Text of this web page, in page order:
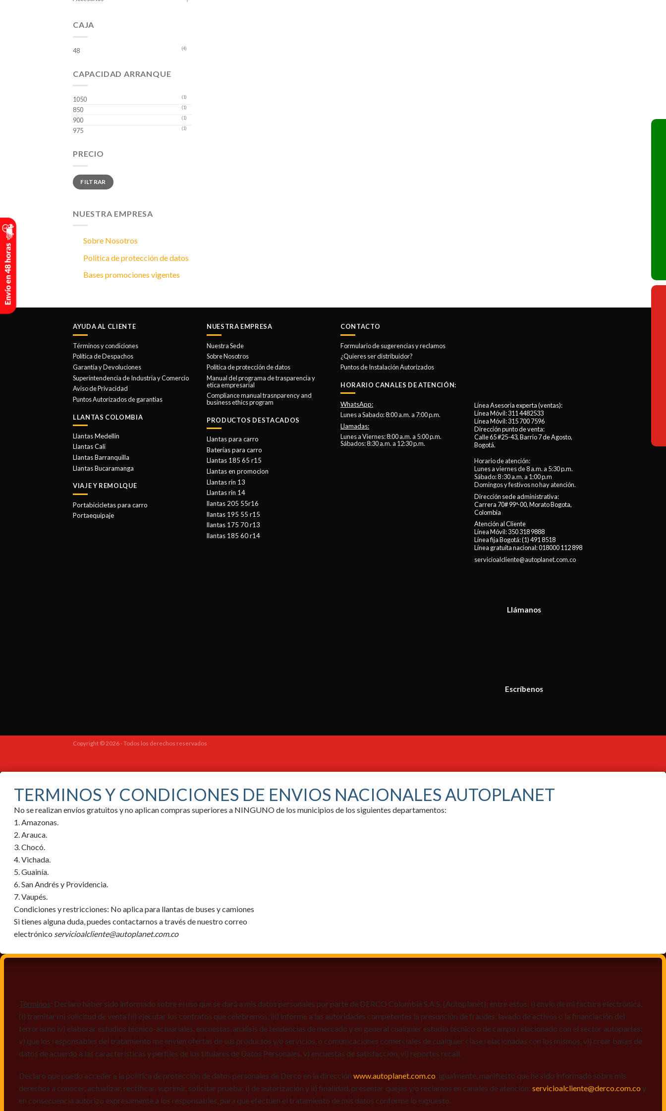
CAJA
48 (4)
CAPACIDAD ARRANQUE
1050 (1)
850 (1)
900 (1)
975 (1)
PRECIO
Precio
mínimo
Precio
máximo
FILTRAR
NUESTRA EMPRESA
Sobre Nosotros
Politica de protección de datos
Bases promociones vigentes
AYUDA AL CLIENTE
Términos y condiciones
Política de Despachos
Garantía y Devoluciones
Superintendencia de Industria y Comercio
Aviso de Privacidad
Puntos Autorizados de garantias
LLANTAS COLOMBIA
Llantas Medellin
Llantas Cali
Llantas Barranquilla
Llantas Bucaramanga
VIAJE Y REMOLQUE
Portabicicletas para carro
Portaequipaje
NUESTRA EMPRESA
Nuestra Sede
Sobre Nosotros
Politica de protección de datos
Manual del programa de trasparencia y
etica empresarial
Compliance manual trasnparency and
business ethics program
PRODUCTOS DESTACADOS
Llantas para carro
Baterías para carro
Llantas 185 65 r15
Llantas en promocion
Llantas rin 13
Llantas rin 14
llantas 205 55r16
llantas 195 55 r15
llantas 175 70 r13
llantas 185 60 r14
CONTACTO
Formulario de sugerencias y reclamos
¿Quieres ser distribuidor?
Puntos de Instalación Autorizados
HORARIO CANALES DE ATENCIÓN:
WhatsApp:
Lunes a Sabado: 8:00 a.m. a 7:00 p.m.
Llamadas:
Lunes a Viernes: 8:00 a.m. a 5:00 p.m.
Sábados: 8:30 a.m. a 12:30 p.m.
Línea Asesoría experta (ventas):
Línea Móvil:311 4482533
Línea Móvil:315 700 7596
Dirección punto de venta:
Calle 65 #25-43, Barrio 7 de Agosto,
Bogotá.
Horario de atención:
Lunes a viernes de 8 a.m. a 5:30 p.m.
Sábado: 8 :30 a.m. a 1:00 p.m
Domingos y festivos no hay atención.
Dirección sede administrativa:
Carrera 70# 99ª-00, Morato Bogota,
Colombia
Atención al Cliente
Línea Móvil:350 318 9888
Línea fija Bogotá:(1) 491 8518
Línea gratuita nacional:018000 112 898
servicioalcliente@autoplanet.com.co
Llámanos
Escríbenos
Copyright © 2026 - Todos los derechos reservados
TERMINOS Y CONDICIONES DE ENVIOS NACIONALES AUTOPLANET
No se realizan envíos gratuitos y no aplican compras superiores a NINGUNO de los municipios de los siguientes departamentos:
1. Amazonas.
2. Arauca.
3. Chocó.
4. Vichada.
5. Guainía.
6. San Andrés y Providencia.
7. Vaupés.
Condiciones y restricciones: No aplica para llantas de buses y camiones
Si tienes alguna duda, puedes contactarnos a través de nuestro correo
electrónico servicioalcliente@autoplanet.com.co
Términos: Declaro haber sido informado sobre el uso que se dará a mis datos personales por parte de DERCO Colombia S.A.S. (Autoplanet); entre estos: i) envío de mi factura electrónica,
(i) tramitar mi solicitud de venta (ii) ejecutar los contratos que celebremos, iii) informe a las autoridades competentes la presunción de fraudes, lavado de activos o la financiación del
terrorismo iv) elaborar estudios técnico-actuariales, encuestas, análisis de tendencias de mercado y en general cualquier estudio técnico o de campo relacionado con el sector autopartes;
v) que los responsables del tratamiento me envíen ofertas de sus productos y/o servicios, o comunicaciones comerciales de cualquier clase relacionadas con los mismos, vi) crear bases de
datos de acuerdo a las características y perfiles de los titulares de Datos Personales, v) encuestas de satisfacción, vi) reportes recall.
Declaro que puedo acceder a la política de protección de datos personales de Derco en la dirección www.autoplanet.com.co , igualmente, manifiesto que he sido informado sobre mis
derechos a conocer, actualizar, rectificar, suprimir, solicitar prueba: i) de autorización y ii) finalidad, presentar quejas y/o reclamos en canales de atención: servicioalcliente@derco.com.co y
en consecuencia autorizo expresamente a los responsables, para que efectúen el tratamiento de mis datos conforme lo expuesto.